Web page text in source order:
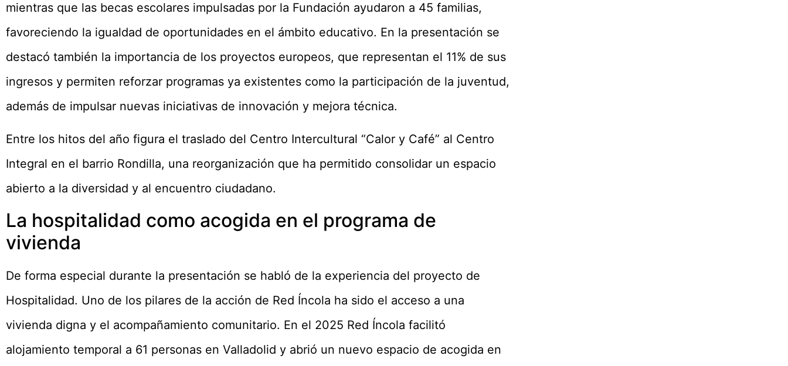
mientras que las becas escolares impulsadas por la Fundación ayudaron a 45 familias,
favoreciendo la igualdad de oportunidades en el ámbito educativo. En la presentación se
destacó también la importancia de los proyectos europeos, que representan el 11% de sus
ingresos y permiten reforzar programas ya existentes como la participación de la juventud,
además de impulsar nuevas iniciativas de innovación y mejora técnica.
Entre los hitos del año figura el traslado del Centro Intercultural “Calor y Café” al Centro
Integral en el barrio Rondilla, una reorganización que ha permitido consolidar un espacio
abierto a la diversidad y al encuentro ciudadano.
La hospitalidad como acogida en el programa de
vivienda
De forma especial durante la presentación se habló de la experiencia del proyecto de
Hospitalidad. Uno de los pilares de la acción de Red Íncola ha sido el acceso a una
vivienda digna y el acompañamiento comunitario. En el 2025 Red Íncola facilitó
alojamiento temporal a 61 personas en Valladolid y abrió un nuevo espacio de acogida en